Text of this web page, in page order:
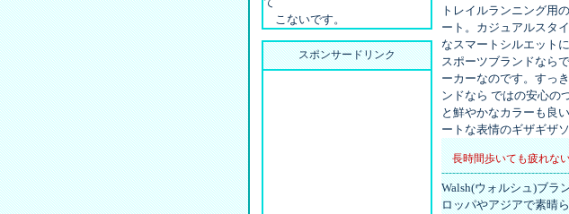
こないです。
スポンサードリンク
トレイルランニング用
ート。カジュアルスタ
なスマートシルエット
スポーツブランドなら
ーカーなのです。すっ
ンドなら ではの安心の
と鮮やかなカラーも良
ートな表情のギザギザ
長時間歩いても疲れな
Walsh(ウォルシュ)ブラ
ロッパやアジアで素晴